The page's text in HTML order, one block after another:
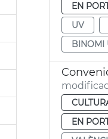
EN
UV
BINOMI
EN